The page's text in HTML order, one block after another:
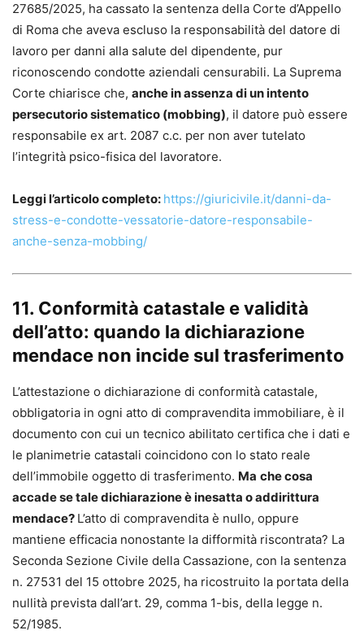
27685/2025, ha cassato la sentenza della Corte d’Appello
di Roma che aveva escluso la responsabilità del datore di
lavoro per danni alla salute del dipendente, pur
riconoscendo condotte aziendali censurabili. La Suprema
Corte chiarisce che, anche in assenza di un intento
persecutorio sistematico (mobbing), il datore può essere
responsabile ex art. 2087 c.c. per non aver tutelato
l’integrità psico-fisica del lavoratore.
Leggi l’articolo completo: https://giuricivile.it/danni-da-
stress-e-condotte-vessatorie-datore-responsabile-
anche-senza-mobbing/
11. Conformità catastale e validità
dell’atto: quando la dichiarazione
mendace non incide sul trasferimento
L’attestazione o dichiarazione di conformità catastale,
obbligatoria in ogni atto di compravendita immobiliare, è il
documento con cui un tecnico abilitato certifica che i dati e
le planimetrie catastali coincidono con lo stato reale
dell’immobile oggetto di trasferimento. Ma che cosa
accade se tale dichiarazione è inesatta o addirittura
mendace? L’atto di compravendita è nullo, oppure
mantiene efficacia nonostante la difformità riscontrata? La
Seconda Sezione Civile della Cassazione, con la sentenza
n. 27531 del 15 ottobre 2025, ha ricostruito la portata della
nullità prevista dall’art. 29, comma 1-bis, della legge n.
52/1985.